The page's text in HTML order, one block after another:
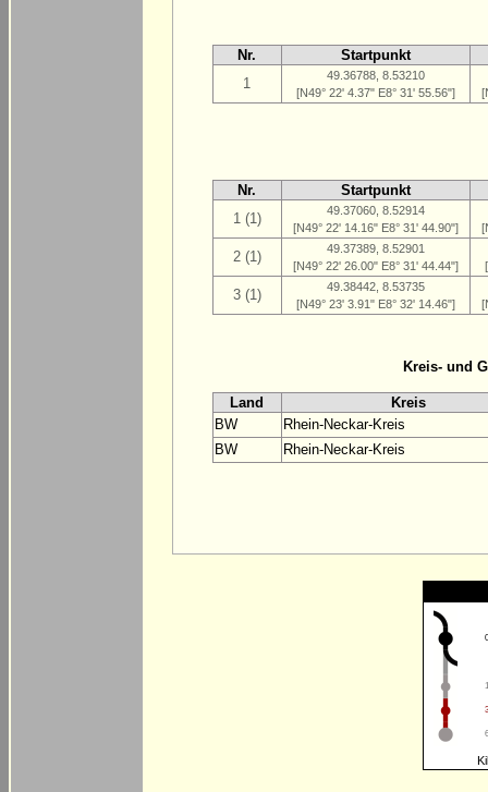
Nr.
Startpunkt
1
49.36788, 8.53210
[N49° 22' 4.37" E8° 31' 55.56"]
Nr.
Startpunkt
1 (1)
49.37060, 8.52914
[N49° 22' 14.16" E8° 31' 44.90"]
2 (1)
49.37389, 8.52901
[N49° 22' 26.00" E8° 31' 44.44"]
3 (1)
49.38442, 8.53735
[N49° 23' 3.91" E8° 32' 14.46"]
Kreis- und
Land
Kreis
BW
Rhein-Neckar-Kreis
BW
Rhein-Neckar-Kreis